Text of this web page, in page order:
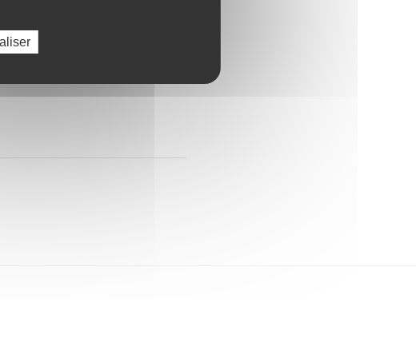
possible</span> d'obtenir
www.lorleau.fr/recensement/?
raisons professionnelles) et